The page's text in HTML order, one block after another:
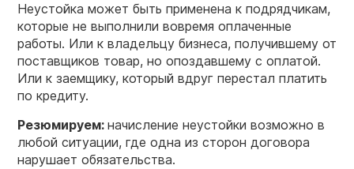
Неустойка может быть применена к подрядчикам,
которые не выполнили вовремя оплаченные
работы. Или к владельцу бизнеса, получившему от
поставщиков товар, но опоздавшему с оплатой.
Или к заемщику, который вдруг перестал платить
по кредиту.
Резюмируем: начисление неустойки возможно в
любой ситуации, где одна из сторон договора
нарушает обязательства.